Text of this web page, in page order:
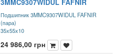
Подшипник 3MMC9307WIDUL FAFNIR
(пара)
35x55x10
24 986,00 грн